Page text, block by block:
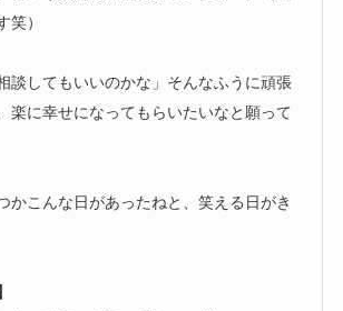
笑）
談してもいいのかな」そんなふうに頑張
楽に幸せになってもらいたいなと願って
かこんな日があったねと、笑える日がき